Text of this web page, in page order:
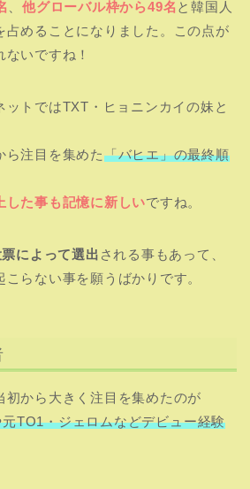
、他グローバル枠から49名 と韓国人
占めることになりました。この点が
いですね！
ットではTXT・ヒョニンカイの妹と
ら注目を集めた「バヒエ」の最終順
した事も記憶に新しいですね。
によって選出 される事もあって、
らない事を願うばかりです。
初から大きく注目を集めたのが
TO1・ジェロムなどデビュー経験